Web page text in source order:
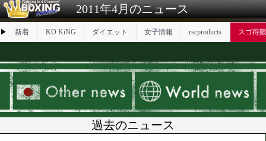
試合日程 試合結果 練習動画 ランキング
新着 ダイエット